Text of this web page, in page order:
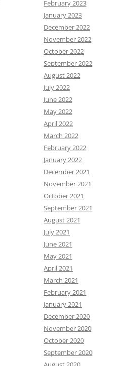
February 2023
January 2023
December 2022
November 2022
October 2022
September 2022
August 2022
July 2022
June 2022
May 2022
April 2022
March 2022
February 2022
January 2022
December 2021
November 2021
October 2021
September 2021
August 2021
July 2021
June 2021
May 2021
April 2021
March 2021
February 2021
January 2021
December 2020
November 2020
October 2020
September 2020